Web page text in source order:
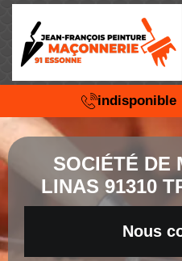
indisponible
SOCIÉTÉ DE
LINAS 91310
Nous